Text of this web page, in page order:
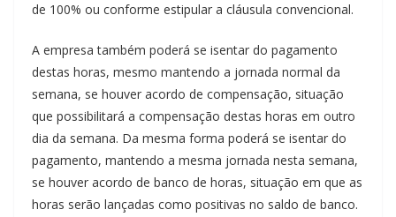
de 100% ou conforme estipular a cláusula convencional.
A empresa também poderá se isentar do pagamento
destas horas, mesmo mantendo a jornada normal da
semana, se houver acordo de compensação, situação
que possibilitará a compensação destas horas em outro
dia da semana. Da mesma forma poderá se isentar do
pagamento, mantendo a mesma jornada nesta semana,
se houver acordo de banco de horas, situação em que as
horas serão lançadas como positivas no saldo de banco.